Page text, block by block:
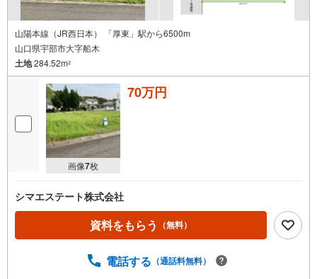
山陽本線（JR西日本） 「厚東」駅から6500m
山口県宇部市大字船木
土地284.52m2
画像7枚
70万円
シマエステート株式会社
資料をもらう （無料）
電話する （通話料無料）